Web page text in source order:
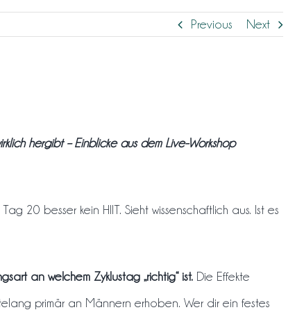
Previous Next
hergibt – Einblicke aus dem Live-Workshop
20 besser kein HIIT. Sieht wissenschaftlich aus. Ist es
an welchem Zyklustag „richtig“ ist. Die Effekte
primär an Männern erhoben. Wer dir ein festes